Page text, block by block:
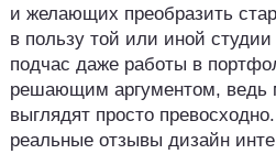
и желающих преобразить
в пользу той или иной
подчас даже работы в
решающим аргументом, ведь
выглядят просто
реальные отзывы дизайн